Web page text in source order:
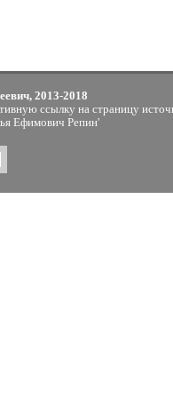
2013-2018
ссылку на страницу
Ефимович Репин'